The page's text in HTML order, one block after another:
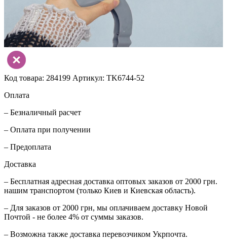
Код товара: 284199 Артикул: TK6744-52
Оплата
– Безналичный расчет
– Оплата при получении
– Предоплата
Доставка
– Бесплатная адресная доставка оптовых заказов от 2000 грн.
нашим транспортом (только Киев и Киевская область).
– Для заказов от 2000 грн, мы оплачиваем доставку Новой
Почтой - не более 4% от суммы заказов.
– Возможна также доставка перевозчиком Укрпочта.